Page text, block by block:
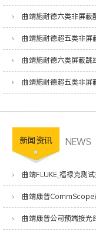
曲靖施耐德六类非屏蔽
曲靖施耐德超五类非屏
曲靖施耐德六类屏蔽跳
曲靖施耐德超五类非屏
新闻资讯 NEWS